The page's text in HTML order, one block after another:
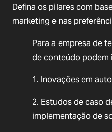
Defina os pilares com
marketing e nas
Para a empresa de
de conteúdo podem
1. Inovações em
2. Estudos de caso
implementação de